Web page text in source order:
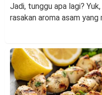
Jadi, tunggu apa lagi?
rasakan aroma asam